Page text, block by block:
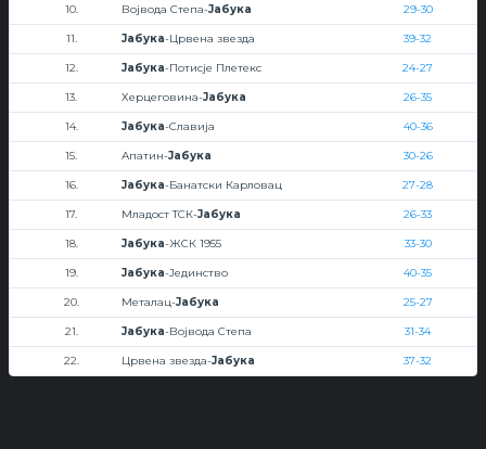
10. Војвода Степа-Јабука 29-30
11. Јабука-Црвена звезда 39-32
12. Јабука-Потисје Плетекс 24-27
13. Херцеговина-Јабука 26-35
14. Јабука-Славија 40-36
15. Апатин-Јабука 30-26
16. Јабука-Банатски Карловац 27-28
17. Младост ТСК-Јабука 26-33
18. Јабука-ЖСК 1955 33-30
19. Јабука-Јединство 40-35
20. Металац-Јабука 25-27
21. Јабука-Војвода Степа 31-34
22. Црвена звезда-Јабука 37-32